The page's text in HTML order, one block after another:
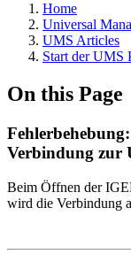
Home
Universal
UMS Articles
Start der UMS
On this Page
Verbindung zur
Beim Öffnen der
wird die Verbindung